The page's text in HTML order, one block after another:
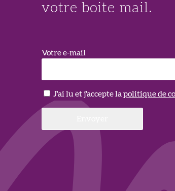
votre boite mail.
Votre e-mail
J'ai lu et j'accepte la politique de